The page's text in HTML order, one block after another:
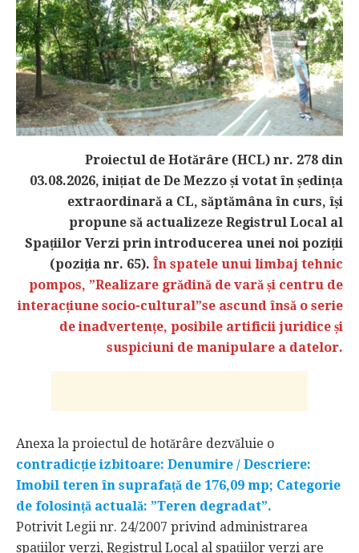
Proiectul de Hotărâre (HCL) nr. 278 din
03.08.2026, inițiat de De Mezzo și votat în ședința
extraordinară a CL, săptămâna în curs, își
propune să actualizeze Registrul Local al
Spațiilor Verzi prin introducerea unei noi poziții
(poziția nr. 65). În spatele unui limbaj tehnic
pompos, ”Realizare grădină de vară și centru de
interacțiune socio-cultural”se ascund însă o serie
de inadvertențe, posibile artificii juridice și
suspiciuni de manipulare a datelor.
Anexa la proiectul de hotărâre dezvăluie o
contradicție izbitoare: Denumire / Descriere:
Imobil teren în suprafață de 176,09 mp; Categorie
de folosință actuală: ”Teren degradat”.
Potrivit Legii nr. 24/2007 privind administrarea
spațiilor verzi, Registrul Local al spațiilor verzi are